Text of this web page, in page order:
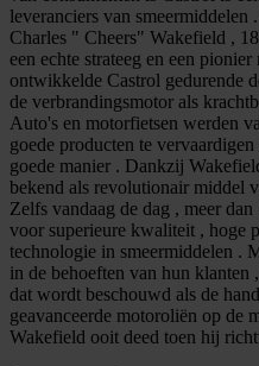
leveranciers van
Charles " Cheers" Wakefield ,
een echte strateeg en een
ontwikkelde Castrol gedurende
de verbrandingsmotor als
Auto's en motorfietsen werden
goede producten te
goede manier . Dankzij
bekend als revolutionair middel
Zelfs vandaag de dag , meer
voor superieure kwaliteit , hoge
technologie in smeermiddelen .
in de behoeften van hun klanten
dat wordt beschouwd als de
geavanceerde motoroliën op de
Wakefield ooit deed toen hij